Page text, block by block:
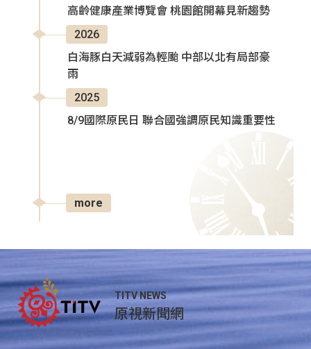
高齡健康產業博覽會 桃園館開幕見新趨勢
2026
白海豚白天減弱為輕颱 中部以北有局部豪
雨
2025
8/9國際原民日 聯合國強調原民知識重要性
more
TITV NEWS
原視新聞網